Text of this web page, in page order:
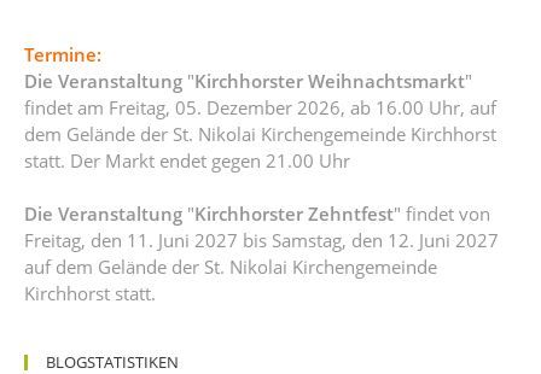
Termine:
Die Veranstaltung "Kirchhorster Weihnachtsmarkt"
findet am Freitag, 05. Dezember 2026, ab 16.00 Uhr, auf
dem Gelände der St. Nikolai Kirchengemeinde Kirchhorst
statt. Der Markt endet gegen 21.00 Uhr
Die Veranstaltung "Kirchhorster Zehntfest" findet von
Freitag, den 11. Juni 2027 bis Samstag, den 12. Juni 2027
auf dem Gelände der St. Nikolai Kirchengemeinde
Kirchhorst statt.
BLOGSTATISTIKEN